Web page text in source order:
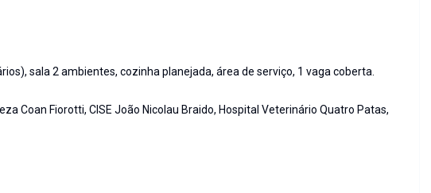
sala 2 ambientes, cozinha planejada, área de serviço, 1 vaga coberta.
Coan Fiorotti, CISE João Nicolau Braido, Hospital Veterinário Quatro Patas,